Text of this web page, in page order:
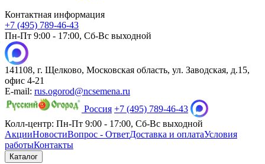
Контактная информация
+7 (495) 789-46-43
Пн-Пт 9:00 - 17:00, Сб-Вс выходной
141108, г. Щелково, Московская область, ул. Заводская, д.15,
офис 4-21
E-mail: rus.ogorod@ncsemena.ru
Россия +7 (495) 789-46-43
Колл-центр: Пн-Пт 9:00 - 17:00, Сб-Вс выходной
АкцииНовостиВопрос - ОтветДоставка и оплатаУсловия
работыКонтакты
Каталог